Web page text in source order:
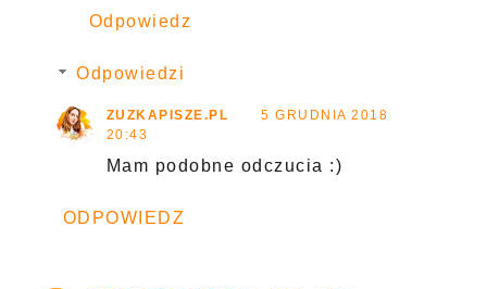
Odpowiedz
Odpowiedzi
ZUZKAPISZE.PL
5 GRUDNIA 2018
20:43
Mam podobne odczucia :)
ODPOWIEDZ